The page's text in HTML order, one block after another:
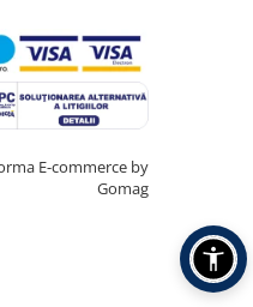
E-commerce by
Gomag